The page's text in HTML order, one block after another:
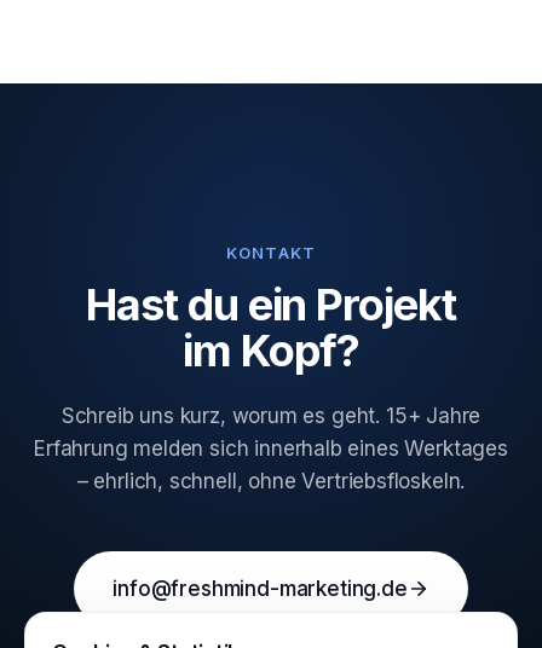
KONTAKT
Hast du ein Projekt
im Kopf?
Schreib uns kurz, worum es geht. 15+ Jahre
Erfahrung melden sich innerhalb eines Werktages
– ehrlich, schnell, ohne Vertriebsfloskeln.
info@freshmind-marketing.de